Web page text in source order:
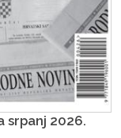
srpanj 2026.